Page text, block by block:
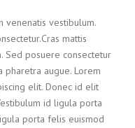
venenatis vestibulum.
mattis
Sed posuere consectetur
augue. Lorem
elit. Donec id elit
id ligula porta
porta felis euismod